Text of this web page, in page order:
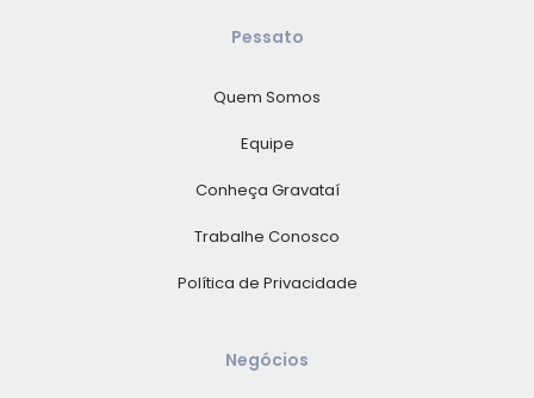
Pessato
Quem Somos
Equipe
Conheça Gravataí
Trabalhe Conosco
Política de Privacidade
Negócios